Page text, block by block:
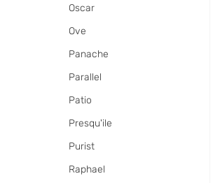
Oscar
Ove
Panache
Parallel
Patio
Presqu'ile
Purist
Raphael